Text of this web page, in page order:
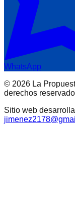
WhatsApp
© 2026 La
derechos
Sitio web